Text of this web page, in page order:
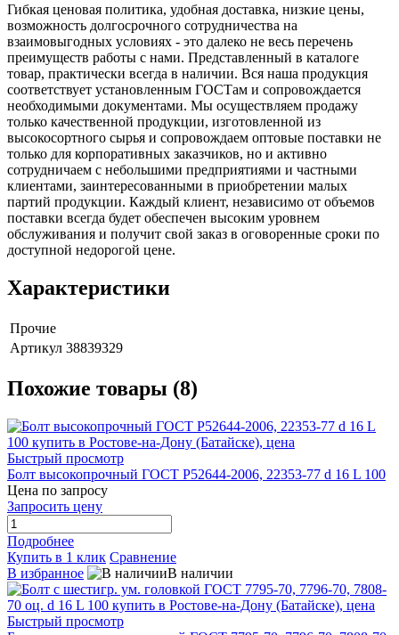
Гибкая ценовая политика, удобная доставка, низкие цены,
возможность долгосрочного сотрудничества на
взаимовыгодных условиях - это далеко не весь перечень
преимуществ работы с нами. Представленный в каталоге
товар, практически всегда в наличии. Вся наша продукция
соответствует установленным ГОСТам и сопровождается
необходимыми документами. Мы осуществляем продажу
только качественной продукции, изготовленной из
высокосортного сырья и сопровождаем оптовые поставки не
только для корпоративных заказчиков, но и активно
сотрудничаем с небольшими предприятиями и частными
клиентами, заинтересованными в приобретении малых
партий продукции. Каждый клиент, независимо от объемов
поставки всегда будет обеспечен высоким уровнем
обслуживания и получит свой заказ в оговоренные сроки по
доступной недорогой цене.
Характеристики
Прочие
Артикул 38839329
Похожие товары (8)
Быстрый просмотр
Болт высокопрочный ГОСТ Р52644-2006, 22353-77 d 16 L 100
Цена по запросу
Запросить цену
Подробнее
Купить в 1 клик Сравнение
В избранное
В наличии
Быстрый просмотр